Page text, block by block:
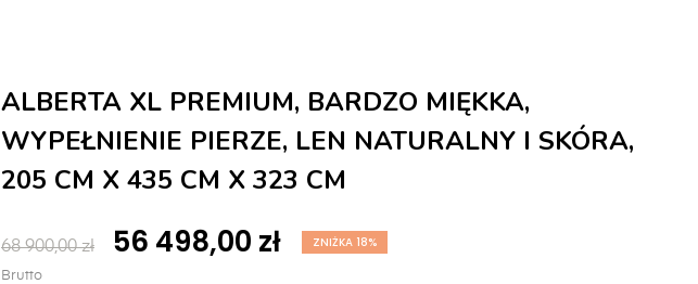
ALBERTA XL PREMIUM, BARDZO MIĘKKA,
WYPEŁNIENIE PIERZE, LEN NATURALNY I SKÓRA,
205 CM X 435 CM X 323 CM
68 900,00 zł 56 498,00 zł ZNIŻKA 18%
Brutto